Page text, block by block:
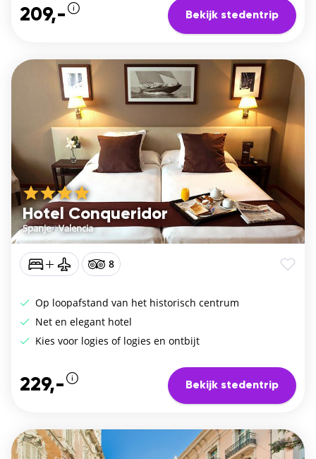
209,- Bekijk stedentrip
Hotel Conqueridor
Spanje/Valencia
8
Op loopafstand van het historisch centrum
Net en elegant hotel
Kies voor logies of logies en ontbijt
229,- Bekijk stedentrip